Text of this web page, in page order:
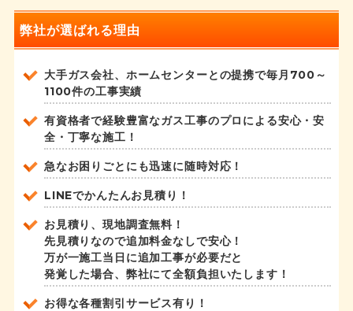
弊社が選ばれる理由
大手ガス会社、ホームセンターとの提携で毎月700～
1100件の工事実績
有資格者で経験豊富なガス工事のプロによる安心・安
全・丁寧な施工！
急なお困りごとにも迅速に随時対応！
LINEでかんたんお見積り！
お見積り、現地調査無料！
先見積りなので追加料金なしで安心！
万が一施工当日に追加工事が必要だと
発覚した場合、弊社にて全額負担いたします！
お得な各種割引サービス有り！